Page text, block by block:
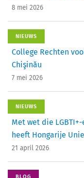
8 mei 2026
NIEUWS
College Rechten
Chişinău
7 mei 2026
NIEUWS
Met wet die
heeft Hongarije
21 april 2026